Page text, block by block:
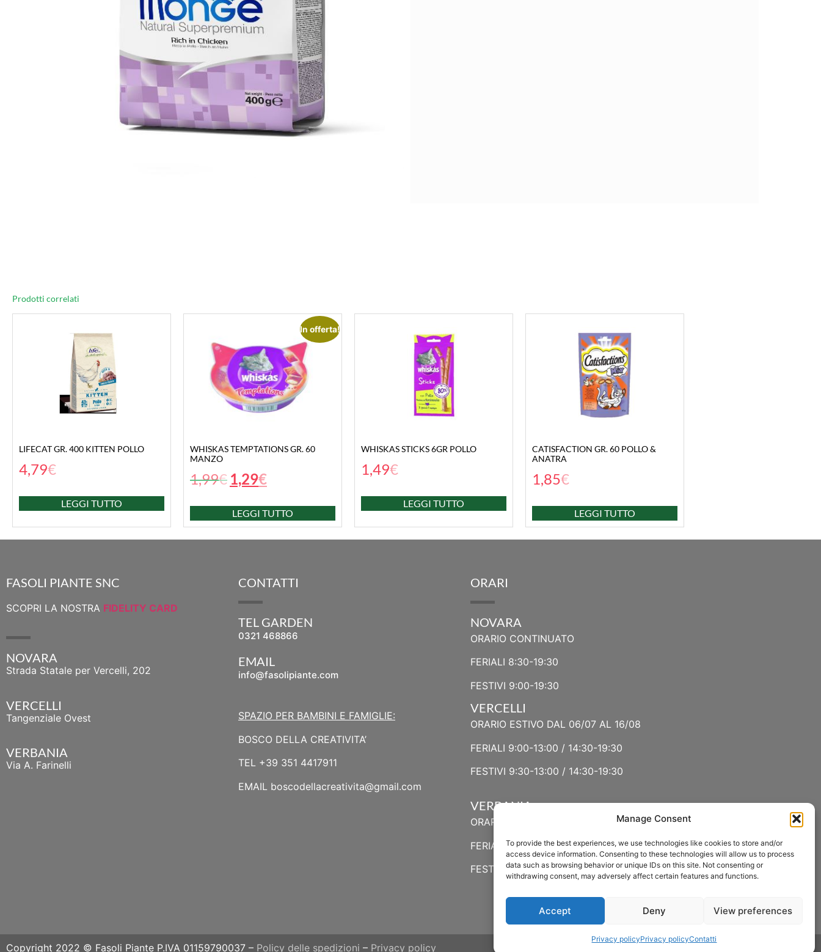
Manage Consent
To provide the best experiences, we use technologies like cookies to store and/or
access device information. Consenting to these technologies will allow us to process
data such as browsing behavior or unique IDs on this site. Not consenting or
withdrawing consent, may adversely affect certain features and functions.
Accept Deny View preferences
Privacy policyPrivacy policyContatti
Prodotti correlati
LIFECAT GR. 400 KITTEN POLLO
4,79€
LEGGI TUTTO
In offerta!
WHISKAS TEMPTATIONS GR. 60
MANZO
1,99€ 1,29€
LEGGI TUTTO
WHISKAS STICKS 6GR POLLO
1,49€
LEGGI TUTTO
CATISFACTION GR. 60 POLLO &
ANATRA
1,85€
LEGGI TUTTO
FASOLI PIANTE SNC
SCOPRI LA NOSTRA FIDELITY CARD
NOVARA
Strada Statale per Vercelli, 202
VERCELLI
Tangenziale Ovest
VERBANIA
Via A. Farinelli
CONTATTI
TEL GARDEN
0321 468866
EMAIL
info@fasolipiante.com
SPAZIO PER BAMBINI E FAMIGLIE:
BOSCO DELLA CREATIVITA’
TEL +39 351 4417911
EMAIL boscodellacreativita@gmail.com
ORARI
NOVARA
ORARIO CONTINUATO
FERIALI 8:30-19:30
FESTIVI 9:00-19:30
VERCELLI
ORARIO ESTIVO DAL 06/07 AL 16/08
FERIALI 9:00-13:00 / 14:30-19:30
FESTIVI 9:30-13:00 / 14:30-19:30
VERBANIA
ORARIO ESTIVO LUGLIO E AGOSTO
FERIALI 8:30-13:00 / 15:00-19:00
FESTIVI 8:30-12:30
Copyright 2022 © Fasoli Piante P.IVA 01159790037 – Policy delle spedizioni – Privacy policy